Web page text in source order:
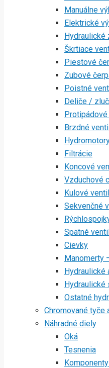
Manuálne
Elektrické
Hydraulické
Škrtiace
Piestové
Zubové
Poistné
Deliče /
Brzdné
Filtrácie
Koncové
Vzduchové
Kulové
Sekvenčné
Spätné
Cievky
Manomerty
Hydraulické
Hydraulické
Ostatné
Chromované tyče
Náhradné diely
Oká
Tesnenia